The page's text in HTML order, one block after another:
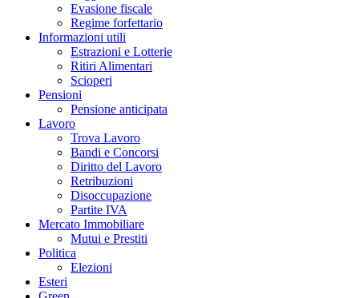
Evasione fiscale
Regime forfettario
Informazioni utili
Estrazioni e Lotterie
Ritiri Alimentari
Scioperi
Pensioni
Pensione anticipata
Lavoro
Trova Lavoro
Bandi e Concorsi
Diritto del Lavoro
Retribuzioni
Disoccupazione
Partite IVA
Mercato Immobiliare
Mutui e Prestiti
Politica
Elezioni
Esteri